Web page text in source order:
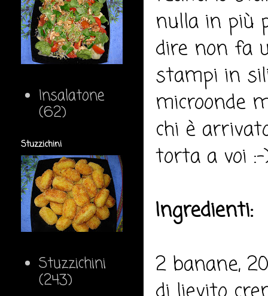
nulla in più
dire non fa
stampi in
microonde
chi è
torta a voi
Ingredienti:
2 banane,
Insalatone
(62)
Stuzzichini
Stuzzichini
(243)